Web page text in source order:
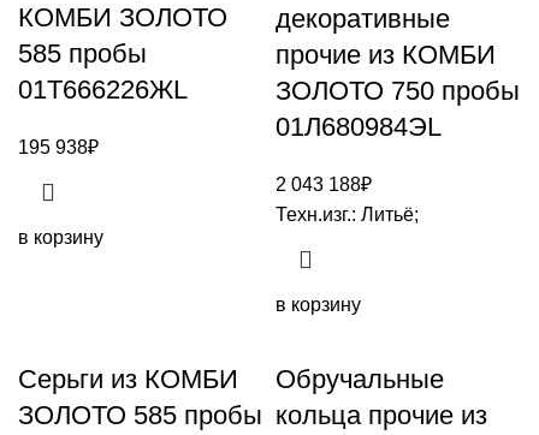
КОМБИ ЗОЛОТО
585 пробы
01Т666226ЖL
195 938₽
в корзину
декоративные
прочие из КОМБИ
ЗОЛОТО 750 пробы
01Л680984ЭL
2 043 188₽
Техн.изг.: Литьё;
в корзину
Серьги из КОМБИ
ЗОЛОТО 585 пробы
Обручальные
кольца прочие из